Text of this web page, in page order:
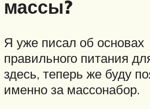
массы?
Я уже писал об основах
правильного питания
здесь, теперь же буду
именно за массонабор.